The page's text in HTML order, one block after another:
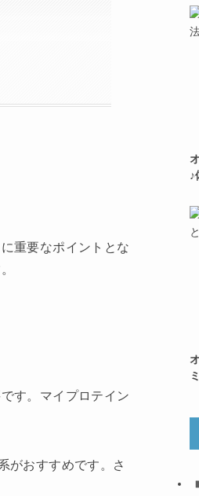
重要なポイントとな
す。マイプロテイン
がおすすめです。さ
♪